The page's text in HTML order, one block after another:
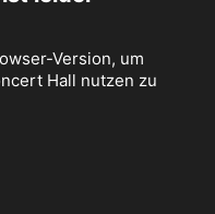
Version, um
Hall nutzen zu